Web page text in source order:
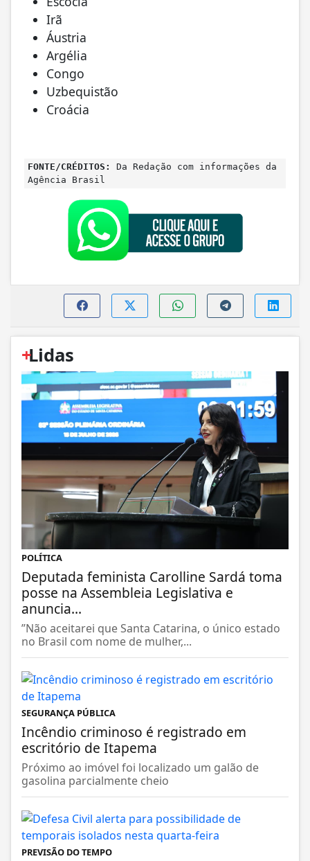
Irã
Áustria
Argélia
Congo
Uzbequistão
Croácia
FONTE/CRÉDITOS:
Da Redação com informações da
Agência Brasil
+
Lidas
POLÍTICA
Deputada feminista Carolline Sardá toma
posse na Assembleia Legislativa e
anuncia...
”Não aceitarei que Santa Catarina, o único estado
no Brasil com nome de mulher,...
SEGURANÇA PÚBLICA
Incêndio criminoso é registrado em
escritório de Itapema
Próximo ao imóvel foi localizado um galão de
gasolina parcialmente cheio
PREVISÃO DO TEMPO